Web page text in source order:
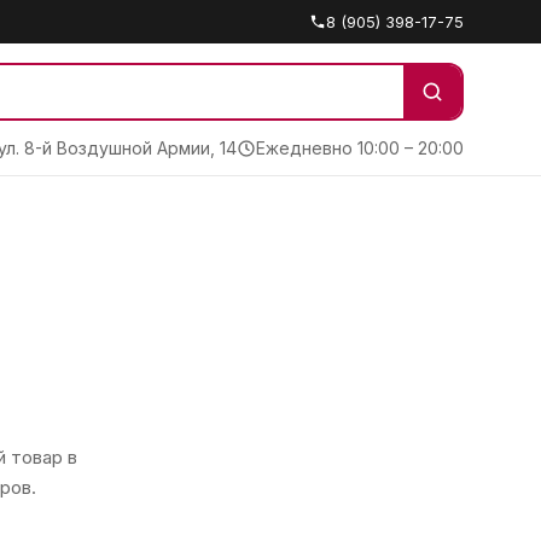
8 (905) 398-17-75
8-й Воздушной Армии, 14 Ежедневно 10:00 – 20:00
товар в